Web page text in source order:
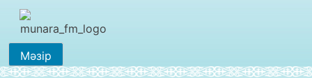
Мәзір